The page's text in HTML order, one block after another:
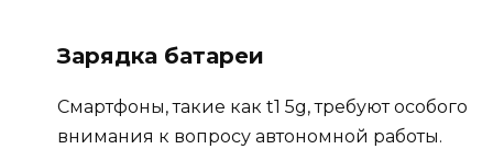
Зарядка батареи
Смартфоны, такие как t1 5g, требуют особого
внимания к вопросу автономной работы.